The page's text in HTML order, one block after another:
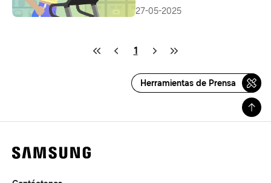
27-05-2025
1
Herramientas de Prensa